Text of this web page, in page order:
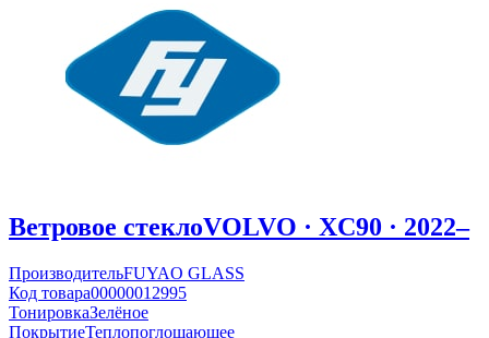
Ветровое стеклоVOLVO · XC90 · 2022–
ПроизводительFUYAO GLASS
Код товара00000012995
ТонировкаЗелёное
ПокрытиеТеплопоглощающее